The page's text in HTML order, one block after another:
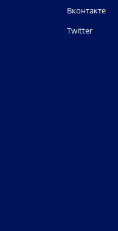
Вконтакте
Twitter